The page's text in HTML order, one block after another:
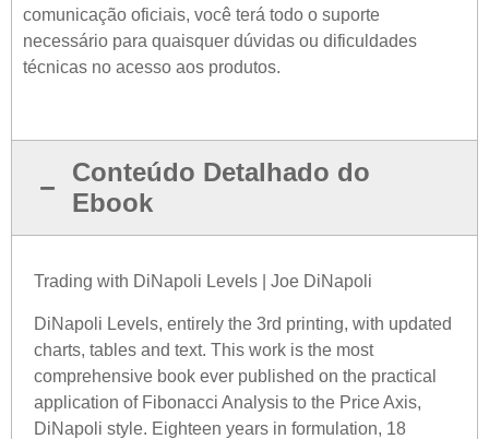
comunicação oficiais, você terá todo o suporte
necessário para quaisquer dúvidas ou dificuldades
técnicas no acesso aos produtos.
Conteúdo Detalhado do
Ebook
Trading with DiNapoli Levels | Joe DiNapoli
DiNapoli Levels, entirely the 3rd printing, with updated
charts, tables and text. This work is the most
comprehensive book ever published on the practical
application of Fibonacci Analysis to the Price Axis,
DiNapoli style. Eighteen years in formulation, 18